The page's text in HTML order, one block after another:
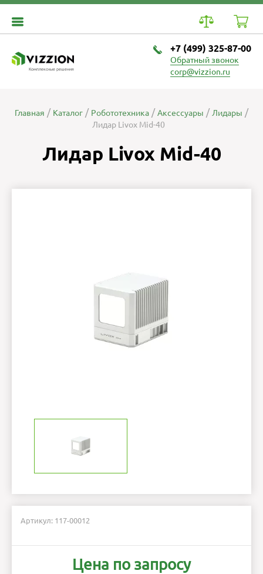
Комплексные решения
+7 (499) 325-87-00
Обратный звонок
corp@vizzion.ru
Главная Каталог Робототехника Аксессуары
Лидары
Лидар Livox Mid-40
Лидар Livox Mid-40
Артикул: 117-00012
Цена по запросу